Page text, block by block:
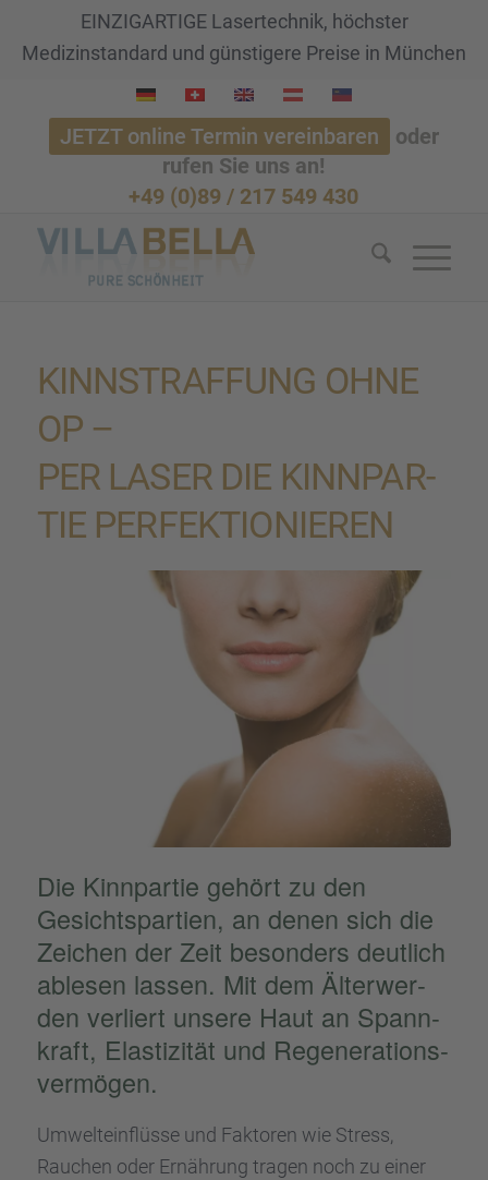
EINZIGARTIGE Lasertechnik, höchster
Medizinstandard und günstigere Preise in München
JETZT online Termin vereinbaren
oder
rufen Sie uns an!
+49 (0)89 / 217 549 430
KINNSTRAF­FUNG OHNE
OP –
PER LASER DIE KINNPAR­
TIE PERFEK­TIO­NIE­REN
Die Kinnpar­tie gehört zu den
Gesichts­par­tien, an denen sich die
Zeichen der Zeit beson­ders deutlich
ablesen lassen. Mit dem Älter­wer­
den verliert unsere Haut an Spann­
kraft, Elasti­zi­tät und Regene­ra­ti­ons­
ver­mö­gen.
Umwelt­ein­flüsse und Fakto­ren wie Stress,
Rauchen oder Ernäh­rung tragen noch zu einer